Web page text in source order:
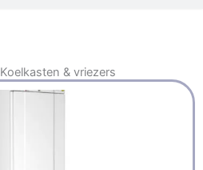
Koelkasten & vriezers